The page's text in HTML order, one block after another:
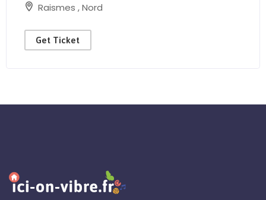
Raismes ,Nord
Get Ticket